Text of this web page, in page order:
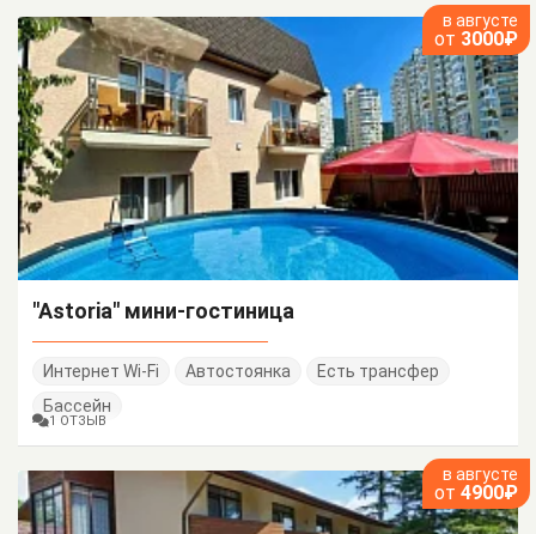
в августе
от 3000₽
"Astoria" мини-гостиница
Интернет Wi-Fi Автостоянка
Есть трансфер
Бассейн
1 ОТЗЫВ
в августе
от 4900₽